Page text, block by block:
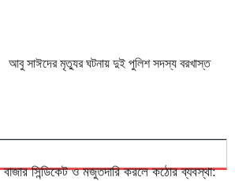
আবু সাঈদের মৃত্যুর ঘটনায় দুই পুলিশ সদস্য বরখাস্ত
বাজার সিন্ডিকেট ও মজুতদারি করলে কঠোর ব্যবস্থা: